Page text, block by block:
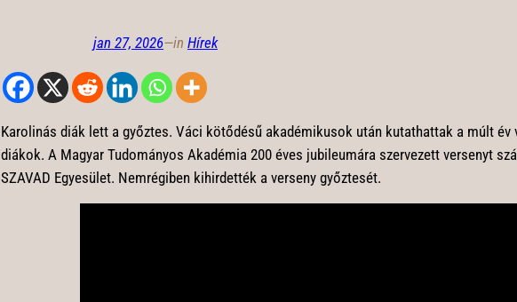
jan 27, 2026—in Hírek
Karolinás diák lett a győztes. Váci kötődésű akadémikusok után kutathattak a múlt év
diákok. A Magyar Tudományos Akadémia 200 éves jubileumára szervezett versenyt
SZAVAD Egyesület. Nemrégiben kihirdették a verseny győztesét.